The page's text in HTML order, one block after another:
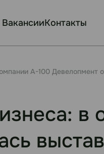
ВакансииКонтакты
А-100 Девелопмент